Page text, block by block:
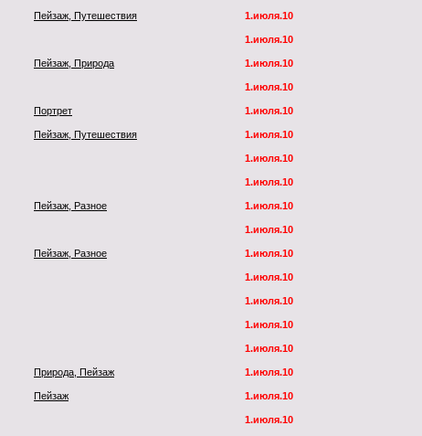
Пейзаж, Путешествия 1.июля.10
1.июля.10
Пейзаж, Природа 1.июля.10
1.июля.10
Портрет 1.июля.10
Пейзаж, Путешествия 1.июля.10
1.июля.10
1.июля.10
Пейзаж, Разное 1.июля.10
1.июля.10
Пейзаж, Разное 1.июля.10
1.июля.10
1.июля.10
1.июля.10
1.июля.10
Природа, Пейзаж 1.июля.10
Пейзаж 1.июля.10
1.июля.10